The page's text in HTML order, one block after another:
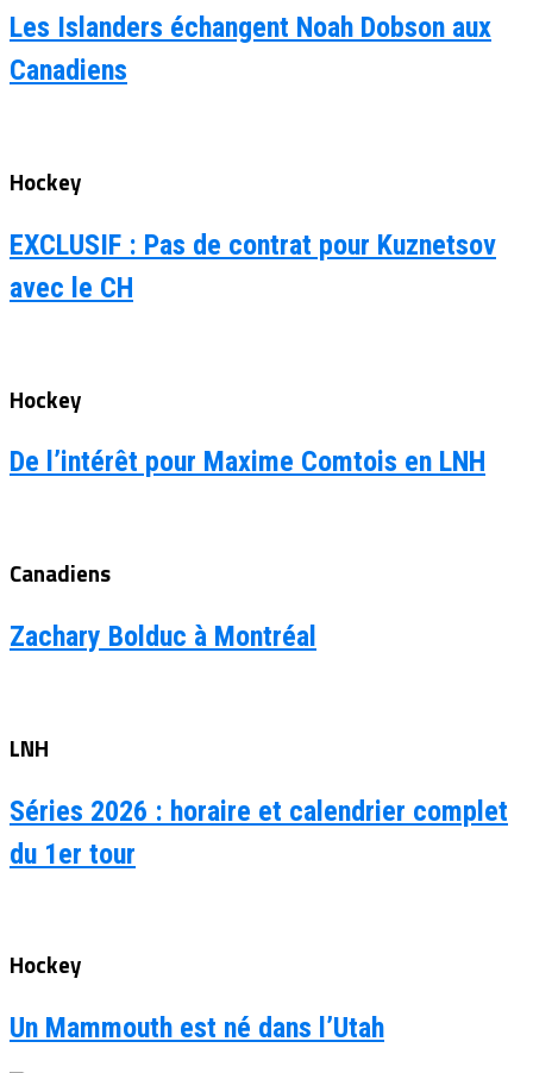
Les Islanders échangent Noah Dobson aux
Canadiens
Hockey
EXCLUSIF : Pas de contrat pour Kuznetsov
avec le CH
Hockey
De l’intérêt pour Maxime Comtois en LNH
Canadiens
Zachary Bolduc à Montréal
LNH
Séries 2026 : horaire et calendrier complet
du 1er tour
Hockey
Un Mammouth est né dans l’Utah